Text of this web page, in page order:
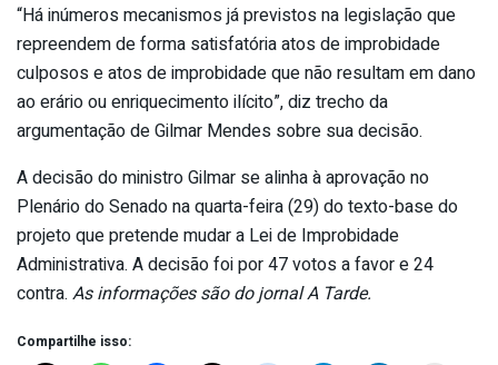
“Há inúmeros mecanismos já previstos na legislação que
repreendem de forma satisfatória atos de improbidade
culposos e atos de improbidade que não resultam em dano
ao erário ou enriquecimento ilícito”, diz trecho da
argumentação de Gilmar Mendes sobre sua decisão.
A decisão do ministro Gilmar se alinha à aprovação no
Plenário do Senado na quarta-feira (29) do texto-base do
projeto que pretende mudar a Lei de Improbidade
Administrativa. A decisão foi por 47 votos a favor e 24
contra. As informações são do jornal A Tarde.
Compartilhe isso: